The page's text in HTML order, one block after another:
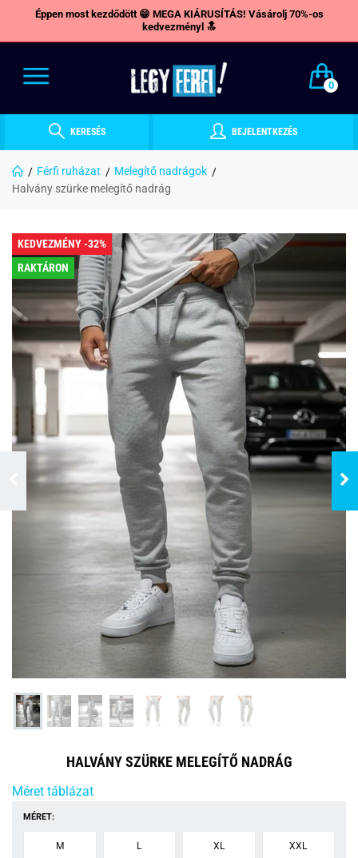
Éppen most kezdődött 😁 MEGA KIÁRUSÍTÁS! Vásárolj 70%-os
kedvezményl 🔝
0
KERESÉS BEJELENTKEZÉS
Férfi ruházat
Melegítő nadrágok
Halvány szürke melegítő nadrág
KEDVEZMÉNY -32%
RAKTÁRON
HALVÁNY SZÜRKE MELEGÍTŐ NADRÁG
Méret táblázat
MÉRET:
M L XL XXL